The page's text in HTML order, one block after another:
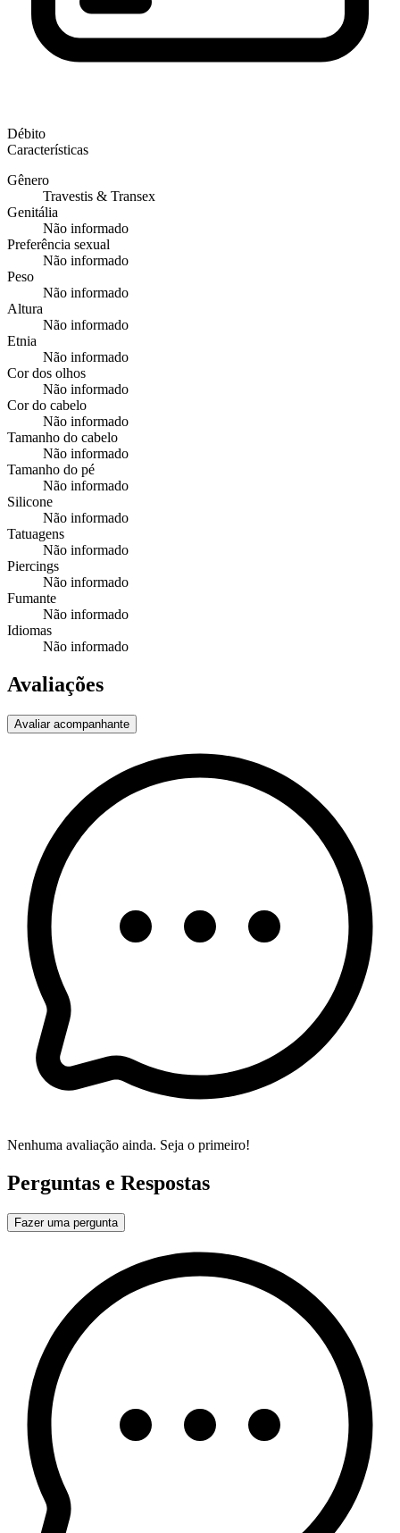
Débito
Características
Gênero
Travestis & Transex
Genitália
Não informado
Preferência sexual
Não informado
Peso
Não informado
Altura
Não informado
Etnia
Não informado
Cor dos olhos
Não informado
Cor do cabelo
Não informado
Tamanho do cabelo
Não informado
Tamanho do pé
Não informado
Silicone
Não informado
Tatuagens
Não informado
Piercings
Não informado
Fumante
Não informado
Idiomas
Não informado
Avaliações
Avaliar acompanhante
Nenhuma avaliação ainda. Seja o primeiro!
Perguntas e Respostas
Fazer uma pergunta